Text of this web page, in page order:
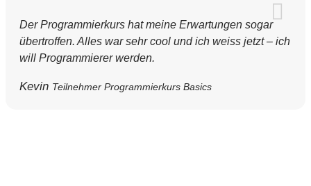
Der Programmierkurs hat meine Erwartungen sogar
übertroffen. Alles war sehr cool und ich weiss jetzt – ich
will Programmierer werden.
Kevin Teilnehmer Programmierkurs Basics